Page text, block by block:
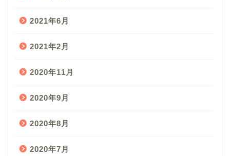
2021年6月
2021年2月
2020年11月
2020年9月
2020年8月
2020年7月